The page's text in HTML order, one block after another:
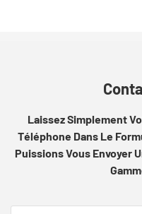
Laissez Simplement
Téléphone Dans Le
Puissions Vous Envoyer